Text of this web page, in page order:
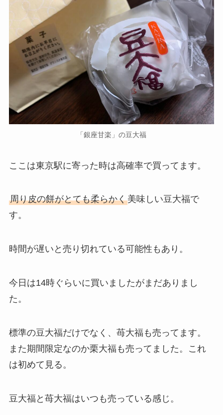
「銀座甘楽」の豆大福
ここは東京駅に寄った時は高確率で買ってます。
周り皮の餅がとても柔らかく美味しい豆大福で
す。
時間が遅いと売り切れている可能性もあり。
今日は14時ぐらいに買いましたがまだありまし
た。
標準の豆大福だけでなく、苺大福も売ってます。
また期間限定なのか栗大福も売ってました。これ
は初めて見る。
豆大福と苺大福はいつも売っている感じ。